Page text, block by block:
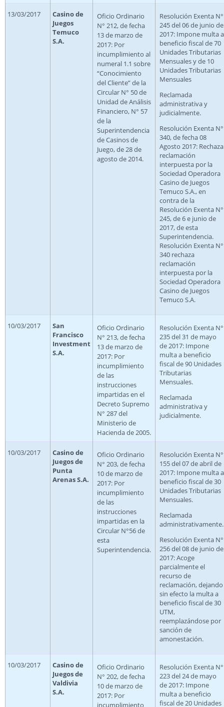
13/03/2017
Casino de
Juegos
Temuco
S.A.
Oficio Ordinario
N° 212, de fecha
13 de marzo de
2017: Por
incumplimiento al
numeral 1.1 sobre
“Conocimiento
del Cliente” de la
Circular N° 50 de
Unidad de Análisis
Financiero, N° 57
de la
Superintendencia
de Casinos de
Juego, de 28 de
agosto de 2014.
Resolución Exenta N°
245 del 06 de junio de
2017: Impone multa a
beneficio fiscal de 70
Unidades Tributarias
Mensuales y de 10
Unidades Tributarias
Mensuales
Reclamada
administrativa y
judicialmente.
Resolución Exenta N°
340, de fecha 08
Agosto 2017: Rechaza
reclamación
interpuesta por la
Sociedad Operadora
Casino de Juegos
Temuco S.A., en
contra de la
Resolución Exenta N°
245, de 6 e junio de
2017, de esta
Superintendencia.
Resolución Exenta N°
340 rechaza
reclamación
interpuesta por la
Sociedad Operadora
Casino de Juegos
Temuco S.A.
10/03/2017
San
Francisco
Investment
S.A.
Oficio Ordinario
N° 213, de fecha
13 de marzo de
2017: Por
incumplimiento
de las
instrucciones
impartidas en el
Decreto Supremo
N° 287 del
Ministerio de
Hacienda de 2005.
Resolución Exenta N°
235 del 31 de mayo
de 2017: Impone
multa a beneficio
fiscal de 90 Unidades
Tributarias
Mensuales.
Reclamada
administrativa y
judicialmente.
10/03/2017
Casino de
Juegos de
Punta
Arenas S.A.
Oficio Ordinario
N° 203, de fecha
10 de marzo de
2017: Por
incumplimiento
de las
instrucciones
impartidas en la
Circular N°56 de
esta
Superintendencia.
Resolución Exenta N°
155 del 07 de abril de
2017: Impone multa a
beneficio fiscal de 30
Unidades Tributarias
Mensuales.
Reclamada
administrativamente.
Resolución Exenta N°
256 del 08 de junio de
2017: Acoge
parcialmente el
recurso de
reclamación, dejando
sin efecto la multa a
beneficio fiscal de 30
UTM,
reemplazándose por
sanción de
amonestación.
10/03/2017
Casino de
Juegos de
Valdivia
S.A.
Oficio Ordinario
N° 202, de fecha
10 de marzo de
2017: Por
incumplimiento
Resolución Exenta N°
223 del 24 de mayo
de 2017: Impone
multa a beneficio
fiscal de 20 Unidades